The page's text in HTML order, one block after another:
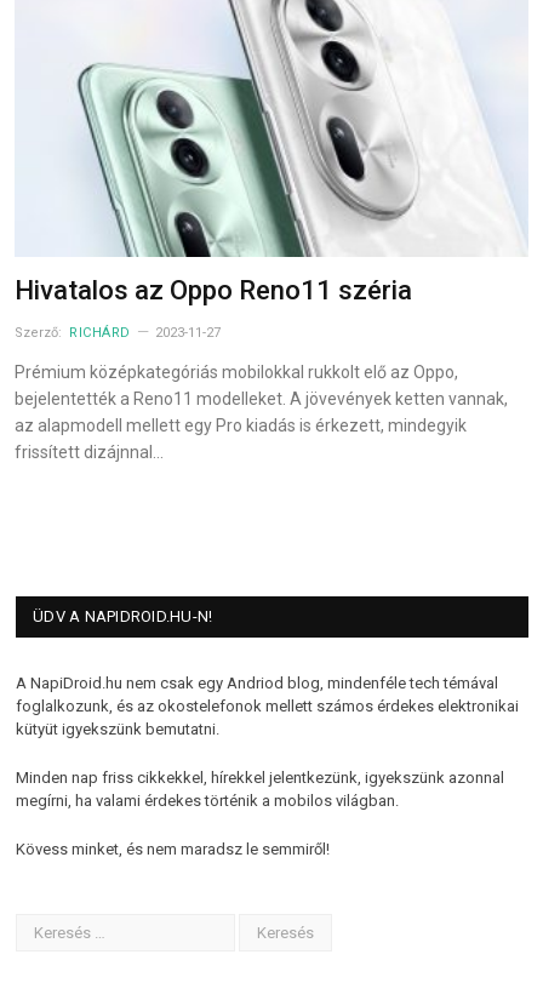
Hivatalos az Oppo Reno11 széria
Szerző: RICHÁRD 2023-11-27
Prémium középkategóriás mobilokkal rukkolt elő az Oppo,
bejelentették a Reno11 modelleket. A jövevények ketten vannak,
az alapmodell mellett egy Pro kiadás is érkezett, mindegyik
frissített dizájnnal…
ÜDV A NAPIDROID.HU-N!
A NapiDroid.hu nem csak egy Andriod blog, mindenféle tech témával
foglalkozunk, és az okostelefonok mellett számos érdekes elektronikai
kütyüt igyekszünk bemutatni.
Minden nap friss cikkekkel, hírekkel jelentkezünk, igyekszünk azonnal
megírni, ha valami érdekes történik a mobilos világban.
Kövess minket, és nem maradsz le semmiről!